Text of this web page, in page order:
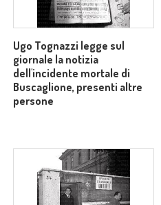
Ugo Tognazzi legge sul
giornale la notizia
dell'incidente mortale di
Buscaglione, presenti altre
persone